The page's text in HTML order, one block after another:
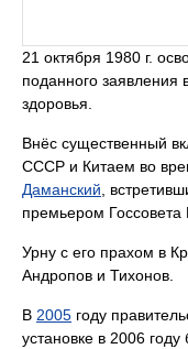
21 октября 1980 г.
поданного заявления
здоровья.
Внёс существенный
СССР и Китаем во
Даманский ,
премьером
Урну с его прахом в
Андропов и Тихонов.
В 2005 году
установке в 2006